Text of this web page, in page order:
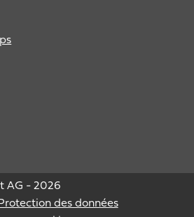
AG - 2026
des données